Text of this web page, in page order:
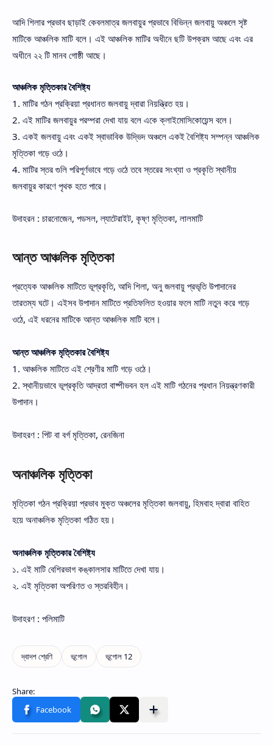
আদি শিলার প্রভাব ছাড়াই কেবলমাত্র জলবায়ুর প্রভাবে বিভিন্ন জলবায়ু অঞ্চলে সৃষ্ট
মাটিকে আঞ্চলিক মাটি বলে। এই আঞ্চলিক মাটির অধীনে ছটি উপক্রম আছে এবং এর
অধীনে ২২ টি মানব গোষ্ঠী আছে।
আঞ্চলিক মৃত্তিকার বৈশিষ্ট্য
1. মাটির গঠন প্রক্রিয়া প্রধানত জলবায়ু দ্বারা নিয়ন্ত্রিত হয়।
2. এই মাটির জলবায়ুর পরম্পরা দেখা যায় বলে একে ক্লাইমোসিকোয়েন্স বলে।
3. একই জলবায়ু এবং একই স্বাভাবিক উদ্ভিদ অঞ্চলে একই বৈশিষ্ট্য সম্পন্ন আঞ্চলিক
মৃত্তিকা গড়ে ওঠে।
4. মাটির স্তর গুলি পরিপূর্ণভাবে গড়ে ওঠে তবে স্তরের সংখ্যা ও প্রকৃতি স্থানীয়
জলবায়ুর কারণে পৃথক হতে পারে।
উদাহরন : চারনোজেন, পডসল, ল্যাটেরাইট, কৃষ্ণ মৃত্তিকা, লালমাটি
আন্ত আঞ্চলিক মৃত্তিকা
প্রত্যেক আঞ্চলিক মাটিতে ভূপ্রকৃতি, আদি শিলা, অনু জলবায়ু প্রভৃতি উপাদানের
তারতম্য ঘটে। এইসব উপাদান মাটিতে প্রতিফলিত হওয়ার ফলে মাটি নতুন করে গড়ে
ওঠে, এই ধরনের মাটিকে আন্ত আঞ্চলিক মাটি বলে।
আন্ত আঞ্চলিক মৃত্তিকার বৈশিষ্ট্য
1. আঞ্চলিক মাটিতে এই শ্রেণীর মাটি গড়ে ওঠে।
2. স্থানীয়ভাবে ভূপ্রকৃতি আদ্রতা বাষ্পীভবন হল এই মাটি গঠনের প্রধান নিয়ন্ত্রণকারী
উপাদান।
উদাহরণ : পিট বা বর্গ মৃত্তিকা, রেনজিনা
অনাঞ্চলিক মৃত্তিকা
মৃত্তিকা গঠন প্রক্রিয়া প্রভাব মুক্ত অঞ্চলের মৃত্তিকা জলবায়ু, হিমবাহ দ্বারা বাহিত
হয়ে অনাঞ্চলিক মৃত্তিকা গঠিত হয়।
অনাঞ্চলিক মৃত্তিকার বৈশিষ্ট্য
১. এই মাটি বেশিরভাগ কঙ্কালসার মাটিতে দেখা যায়।
২. এই মৃত্তিকা অপরিণত ও স্তরবিহীন।
উদাহরণ : পলিমাটি